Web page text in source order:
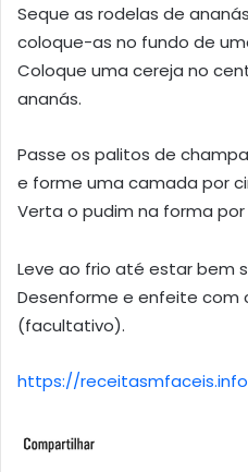
Seque as rodelas de
coloque-as no fundo de
Coloque uma cereja no
ananás.
Passe os palitos de
e forme uma camada por
Verta o pudim na forma
Leve ao frio até estar bem
Desenforme e enfeite com
(facultativo).
https://